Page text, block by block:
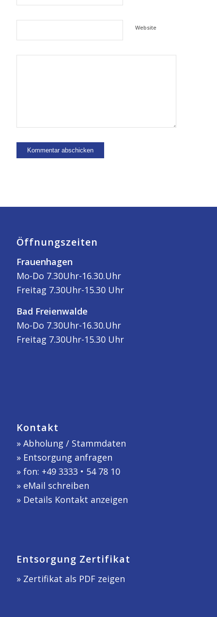
Website
Öffnungszeiten
Frauenhagen
Mo-Do 7.30Uhr-16.30.Uhr
Freitag 7.30Uhr-15.30 Uhr
Bad Freienwalde
Mo-Do 7.30Uhr-16.30.Uhr
Freitag 7.30Uhr-15.30 Uhr
Kontakt
» Abholung / Stammdaten
» Entsorgung anfragen
» fon: +49 3333 • 54 78 10
» eMail schreiben
» Details Kontakt anzeigen
Entsorgung Zertifikat
» Zertifikat als PDF zeigen